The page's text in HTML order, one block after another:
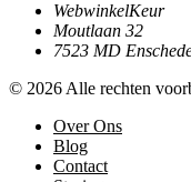
WebwinkelKeur
Moutlaan 32
7523 MD
© 2026 Alle rechten
Over Ons
Blog
Contact